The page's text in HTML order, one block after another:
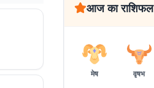
आज का राशिफल
मेष वृषभ